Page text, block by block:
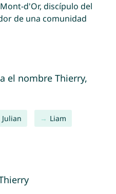
d'Or, discípulo del
de una comunidad
el nombre Thierry,
Julian Liam